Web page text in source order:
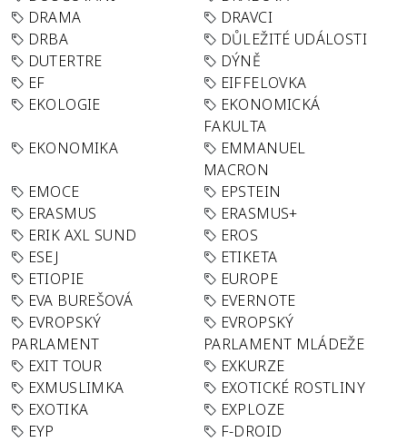
DRAMA
DRAVCI
DRBA
DŮLEŽITÉ UDÁLOSTI
DUTERTRE
DÝNĚ
EF
EIFFELOVKA
EKOLOGIE
EKONOMICKÁ
FAKULTA
EKONOMIKA
EMMANUEL
MACRON
EMOCE
EPSTEIN
ERASMUS
ERASMUS+
ERIK AXL SUND
EROS
ESEJ
ETIKETA
ETIOPIE
EUROPE
EVA BUREŠOVÁ
EVERNOTE
EVROPSKÝ
PARLAMENT
EVROPSKÝ
PARLAMENT MLÁDEŽE
EXIT TOUR
EXKURZE
EXMUSLIMKA
EXOTICKÉ ROSTLINY
EXOTIKA
EXPLOZE
EYP
F-DROID